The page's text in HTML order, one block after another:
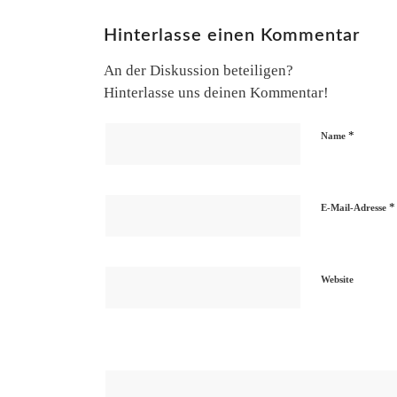
Hinterlasse einen Kommentar
An der Diskussion beteiligen?
Hinterlasse uns deinen Kommentar!
Name*
E-Mail-Adresse*
Website